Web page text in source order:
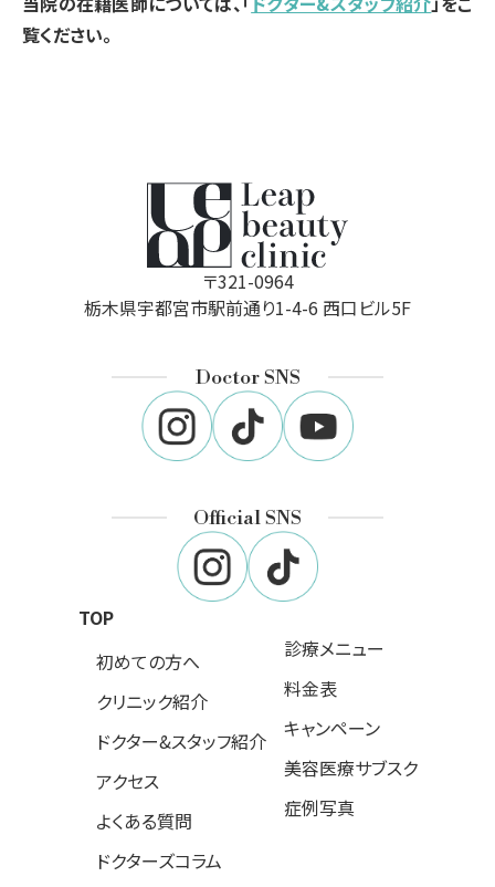
覧ください。
〒321-0964
栃木県宇都宮市駅前通り1-4-6 西口ビル5F
Doctor SNS
Official SNS
TOP
初めての方へ
クリニック紹介
ドクター&スタッフ紹介
アクセス
よくある質問
ドクターズコラム
診療メニュー
料金表
キャンペーン
美容医療サブスク
症例写真